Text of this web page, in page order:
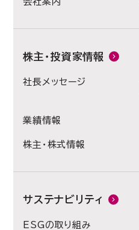
株主・投資家情報
社長メッセージ
業績情報
株主・株式情報
サステナビリティ
ESGの取り組み